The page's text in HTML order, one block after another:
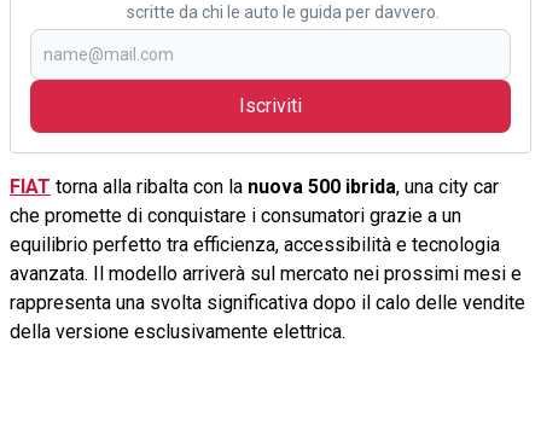
scritte da chi le auto le guida per davvero.
Iscriviti
FIAT torna alla ribalta con la nuova 500 ibrida, una city car
che promette di conquistare i consumatori grazie a un
equilibrio perfetto tra efficienza, accessibilità e tecnologia
avanzata. Il modello arriverà sul mercato nei prossimi mesi e
rappresenta una svolta significativa dopo il calo delle vendite
della versione esclusivamente elettrica.